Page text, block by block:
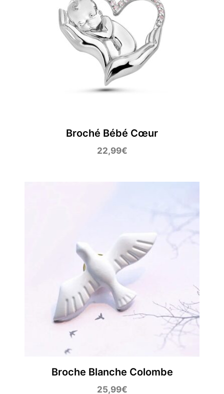
Broché Bébé Cœur
22,99€
Broche Blanche Colombe
25,99€